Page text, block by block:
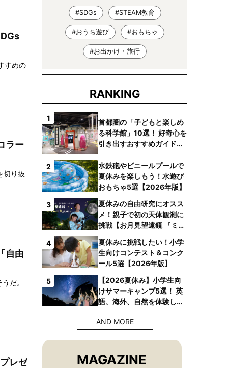
すめの
ラー
切り抜
自由
だ。
レゼ
#SDGs #STEAM教育
#おうち遊び #おもちゃ
#お出かけ・旅行
RANKING
1
首都圏の「子どもと楽しめ
る科学館」10選！ 好奇心を
引き出すおすすめガイドブ
2
水鉄砲やビニールプールで
夏休みを楽しもう！水遊び
おもちゃ5選【2026年版】
3
夏休みの自由研究にオスス
メ！親子で初の天体観測に
挑戦【お月見望遠鏡 『ミル
4
夏休みに挑戦したい！小学
生向けコンテスト＆コンク
ール5選【2026年版】
5
【2026夏休み】小学生向
けサマーキャンプ5選！ 英
語、海外、自然を体験しよ
う！
AND MORE
MAGAZINE